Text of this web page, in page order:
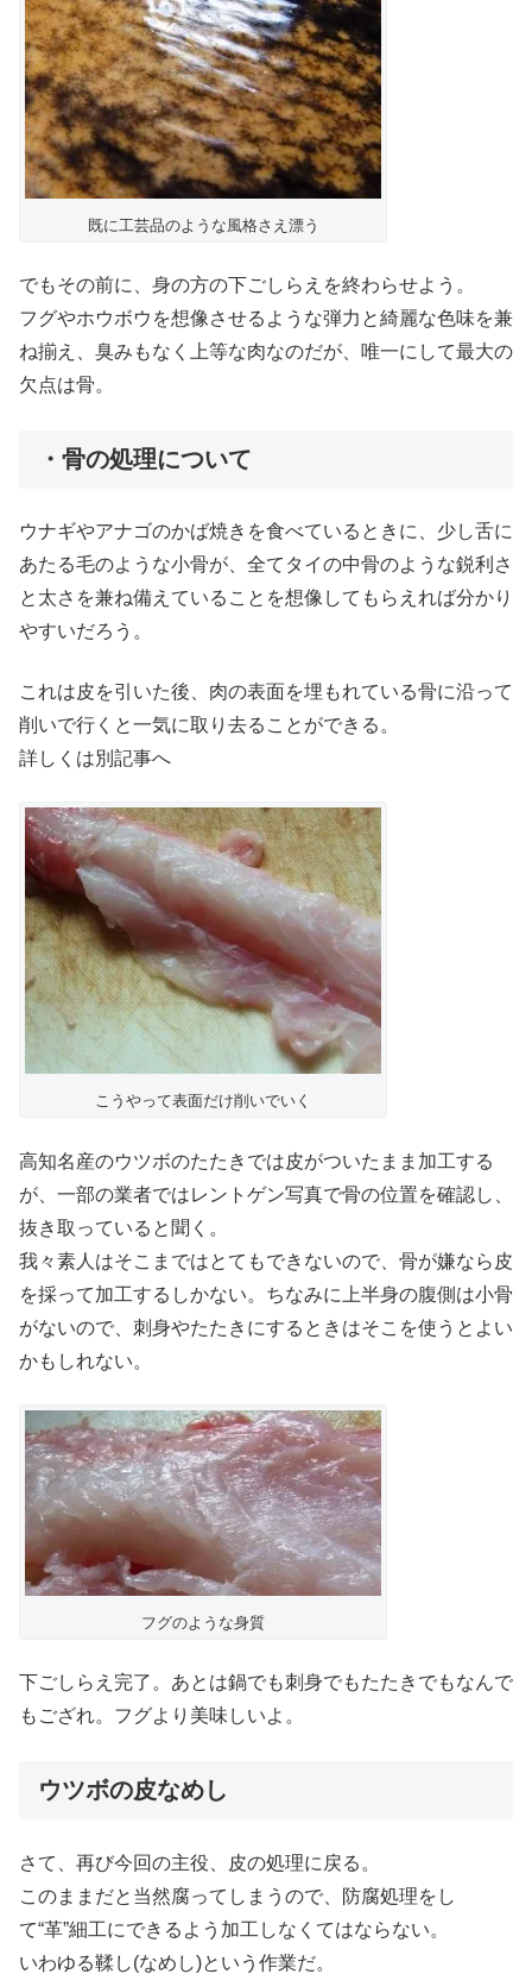
既に工芸品のような風格さえ漂う
でもその前に、身の方の下ごしらえを終わらせよう。
フグやホウボウを想像させるような弾力と綺麗な色味を兼
ね揃え、臭みもなく上等な肉なのだが、唯一にして最大の
欠点は骨。
・骨の処理について
ウナギやアナゴのかば焼きを食べているときに、少し舌に
あたる毛のような小骨が、全てタイの中骨のような鋭利さ
と太さを兼ね備えていることを想像してもらえれば分かり
やすいだろう。
これは皮を引いた後、肉の表面を埋もれている骨に沿って
削いで行くと一気に取り去ることができる。
詳しくは別記事へ
こうやって表面だけ削いでいく
高知名産のウツボのたたきでは皮がついたまま加工する
が、一部の業者ではレントゲン写真で骨の位置を確認し、
抜き取っていると聞く。
我々素人はそこまではとてもできないので、骨が嫌なら皮
を採って加工するしかない。ちなみに上半身の腹側は小骨
がないので、刺身やたたきにするときはそこを使うとよい
かもしれない。
フグのような身質
下ごしらえ完了。あとは鍋でも刺身でもたたきでもなんで
もござれ。フグより美味しいよ。
ウツボの皮なめし
さて、再び今回の主役、皮の処理に戻る。
このままだと当然腐ってしまうので、防腐処理をし
て“革”細工にできるよう加工しなくてはならない。
いわゆる鞣し(なめし)という作業だ。